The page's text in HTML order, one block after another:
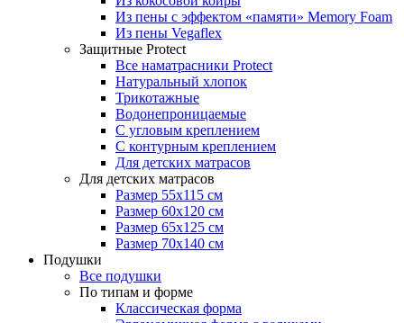
Из пены с эффектом «памяти» Memory Foam
Из пены Vegaflex
Защитные Protect
Все наматрасники Protect
Натуральный хлопок
Трикотажные
Водонепроницаемые
С угловым креплением
С контурным креплением
Для детских матрасов
Для детских матрасов
Размер 55x115 см
Размер 60x120 см
Размер 65x125 см
Размер 70x140 см
Подушки
Все подушки
По типам и форме
Классическая форма